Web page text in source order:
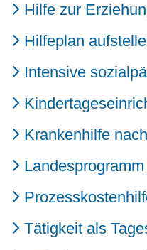
Hilfe zur
Hilfeplan
Intensive
Krankenhilfe
Tätigkeit als